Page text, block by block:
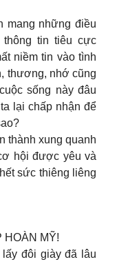
mang những điều
tin tiêu cực
niềm tin vào tình
thương, nhớ cũng
sống này đâu
lại chấp nhận để
thành xung quanh
hội được yêu và
sức thiêng liêng
HOÀN MỸ!
lấy đôi giày đã lâu